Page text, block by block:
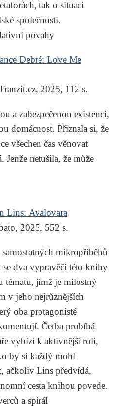
tak o situaci
společnosti.
povahy
Debré: Love Me
2025, 112 s.
a zabezpečenou existenci,
domácnost. Přiznala si, že
všechen čas věnovat
netušila, že může
Lins: Avalovara
2025, 552 s.
mikropříběhů
dva vypravěči této knihy
tématu, jímž je milostný
v jeho nejrůznějších
oba protagonisté
Četba probíhá
vybízí k aktivnější roli,
by si každý mohl
ačkoliv Lins předvídá,
cesta knihou povede.
a spirál